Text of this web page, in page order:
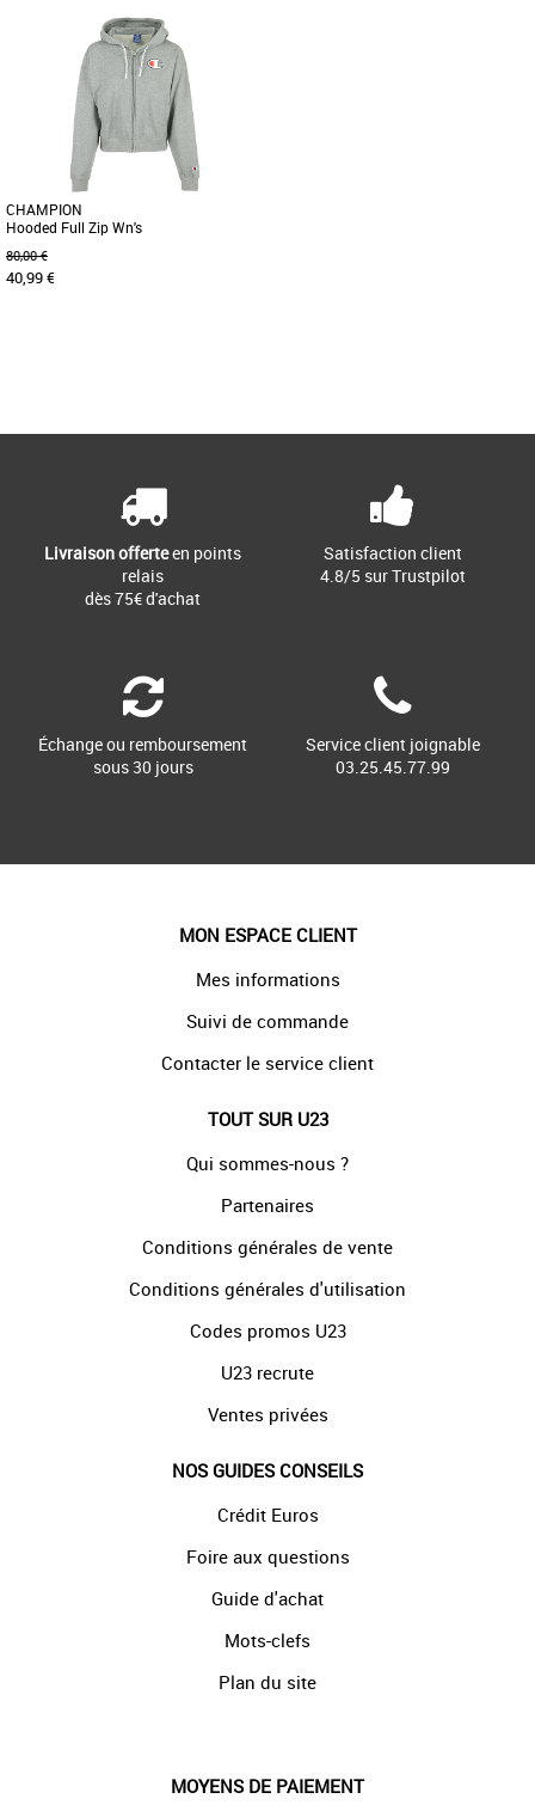
Vestes sport femme
Découvrez la veste adidas Beckenbauer
Tt, un incontournable de la collection
printemps-été 2026. Conçue [...]
CHAMPION
Hooded Full Zip Wn's
80,00 €
40,99 €
Livraison offerteen points
relais
dès 75€ d'achat
Satisfaction client
4.8/5 sur Trustpilot
Échange ou remboursement
sous 30 jours
Service client joignable
03.25.45.77.99
MON ESPACE CLIENT
Mes informations
Suivi de commande
Contacter le service client
TOUT SUR U23
Qui sommes-nous ?
Partenaires
Conditions générales de vente
Conditions générales d'utilisation
Codes promos U23
U23 recrute
Ventes privées
NOS GUIDES CONSEILS
Crédit Euros
Foire aux questions
Guide d'achat
Mots-clefs
Plan du site
MOYENS DE PAIEMENT